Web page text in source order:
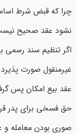
چرا که قبض شرط
نشود عقد صحیح
اگر تنظیم سند رسمی
غیرمنقول صورت
عقد بیع امکان پس
حق فسخی برای پدر
صوری بودن معامله و